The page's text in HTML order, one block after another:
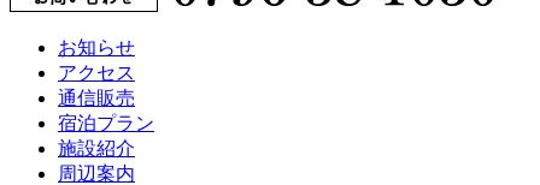
お知らせ
アクセス
通信販売
宿泊プラン
施設紹介
周辺案内